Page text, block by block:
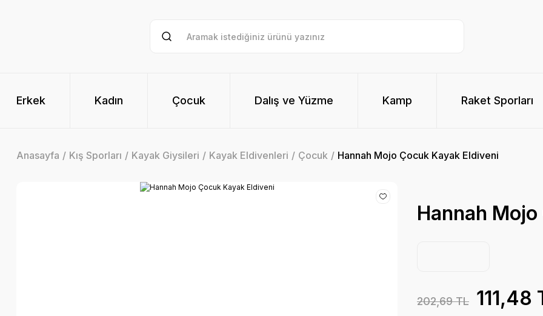
Erkek Kadın Çocuk Dalış ve Yüzme Kamp Raket Sporları
Anasayfa Kış Sporları Kayak Giysileri Kayak Eldivenleri Çocuk Hannah Mojo Çocuk Kayak Eldiveni
Hannah
202,69 TL 111,48